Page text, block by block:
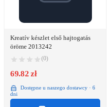
Kreatív készlet első hajtogatás
öröme 2013242
(0)
69.82 zł
Dostępne u naszego dostawcy · 6
dni